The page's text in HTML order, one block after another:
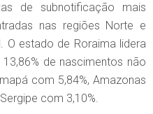
de subnotificação mais
nas regiões Norte e
O estado de Roraima lidera
de nascimentos não
com 5,84%, Amazonas
com 3,10%.